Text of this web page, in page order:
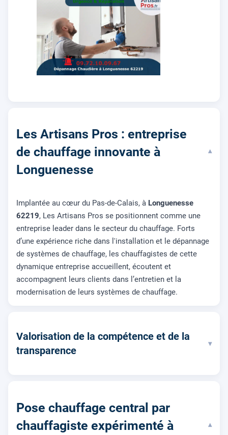
Les Artisans Pros : entreprise
de chauffage innovante à
Longuenesse
▾
Implantée au cœur du Pas-de-Calais, à Longuenesse
62219, Les Artisans Pros se positionnent comme une
entreprise leader dans le secteur du chauffage. Forts
d’une expérience riche dans l'installation et le dépannage
de systèmes de chauffage, les chauffagistes de cette
dynamique entreprise accueillent, écoutent et
accompagnent leurs clients dans l’entretien et la
modernisation de leurs systèmes de chauffage.
Valorisation de la compétence et de la
transparence
▾
Pose chauffage central par
chauffagiste expérimenté à
▾